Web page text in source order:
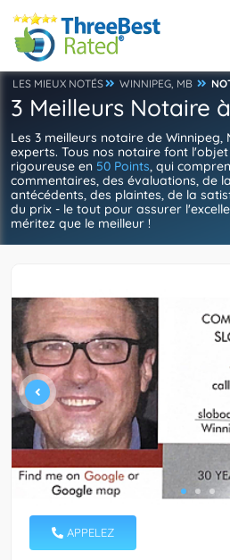
LES MIEUX NOTÉS WINNIPEG, MB
3 Meilleurs Notaire
Les 3 meilleurs notaire de
experts. Tous nos notaire font
rigoureuse en 50 Points, qui
commentaires, des évaluations, de
antécédents, des plaintes, de la
du prix - le tout pour assurer
méritez que le meilleur !
APPELEZ